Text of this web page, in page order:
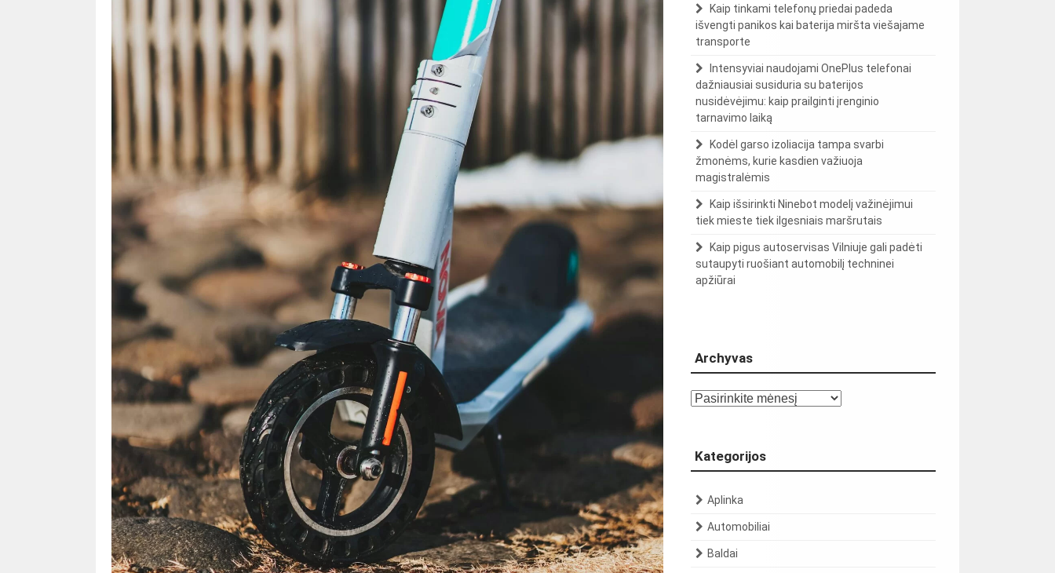
Kaip tinkami telefonų priedai padeda
išvengti panikos kai baterija miršta viešajame
transporte
Intensyviai naudojami OnePlus telefonai
dažniausiai susiduria su baterijos
nusidėvėjimu: kaip prailginti įrenginio
tarnavimo laiką
Kodėl garso izoliacija tampa svarbi
žmonėms, kurie kasdien važiuoja
magistralėmis
Kaip išsirinkti Ninebot modelį važinėjimui
tiek mieste tiek ilgesniais maršrutais
Kaip pigus autoservisas Vilniuje gali padėti
sutaupyti ruošiant automobilį techninei
apžiūrai
Archyvas
Archyvas
Kategorijos
Aplinka
Automobiliai
Baldai